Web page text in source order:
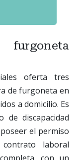
oferta tres
de furgoneta en
a domicilio. Es
de discapacidad
el permiso
laboral